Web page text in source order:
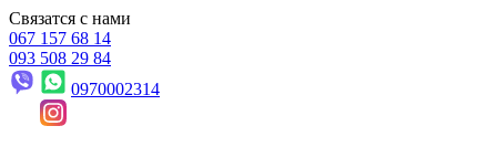
Связатся с нами
067 157 68 14
093 508 29 84
0970002314